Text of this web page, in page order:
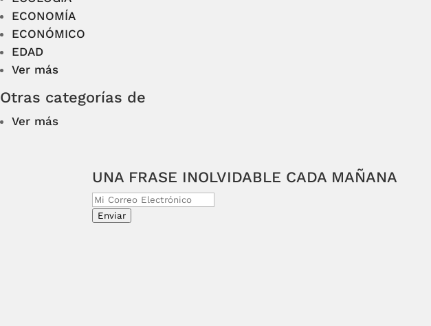
ECONOMÍA
ECONÓMICO
EDAD
Ver más
Otras categorías de
Ver más
UNA FRASE INOLVIDABLE CADA MAÑANA
Enviar